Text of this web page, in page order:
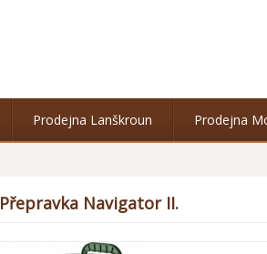
Prodejna Lanškroun Prodejna
Přepravka Navigator II.